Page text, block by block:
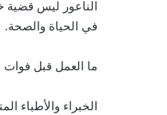
الناعور ليس قضية
في الحياة والصحة.
ما العمل قبل فوات
الخبراء والأطباء